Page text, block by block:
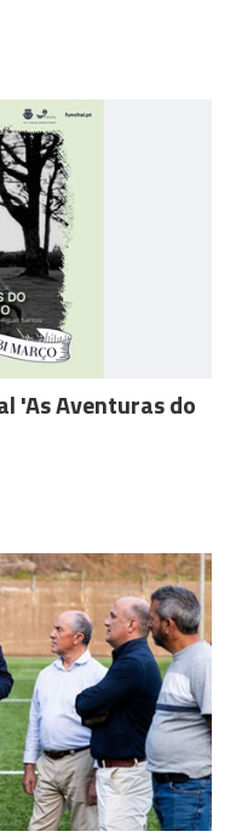
'As Aventuras do